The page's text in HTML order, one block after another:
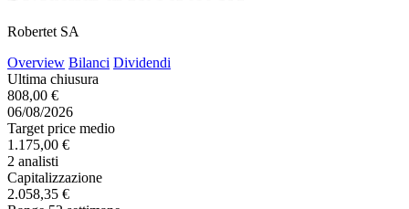
Robertet SA
Overview Bilanci Dividendi
Ultima chiusura
808,00 €
06/08/2026
Target price medio
1.175,00 €
2 analisti
Capitalizzazione
2.058,35 €